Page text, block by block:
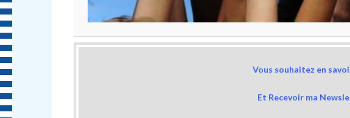
Vous souhaitez en
Et Recevoir ma